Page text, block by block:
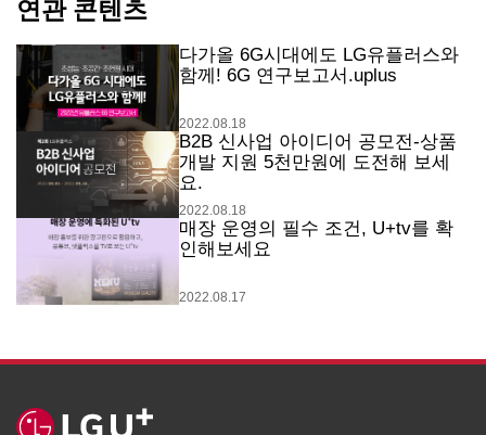
연관 콘텐츠
다가올 6G시대에도 LG유플러스와
함께! 6G 연구보고서.uplus
2022.08.18
B2B 신사업 아이디어 공모전-상품
개발 지원 5천만원에 도전해 보세
요.
2022.08.18
매장 운영의 필수 조건, U+tv를 확
인해보세요
2022.08.17